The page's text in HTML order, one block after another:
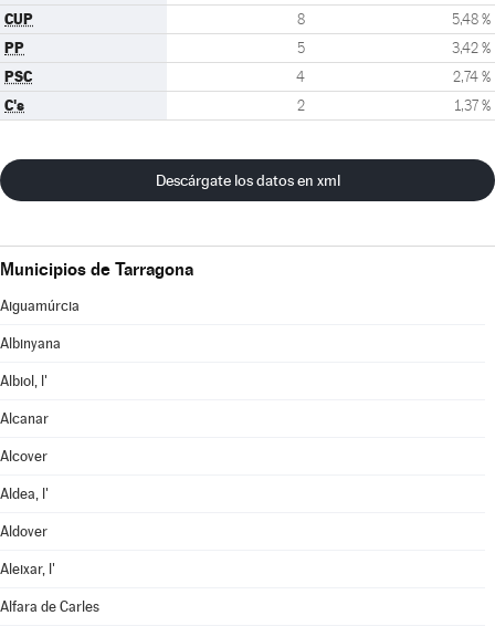
CUP 8 5,48 %
PP 5 3,42 %
PSC 4 2,74 %
C's 2 1,37 %
Descárgate los datos en xml
Municipios de Tarragona
Aiguamúrcia
Albinyana
Albiol, l'
Alcanar
Alcover
Aldea, l'
Aldover
Aleixar, l'
Alfara de Carles